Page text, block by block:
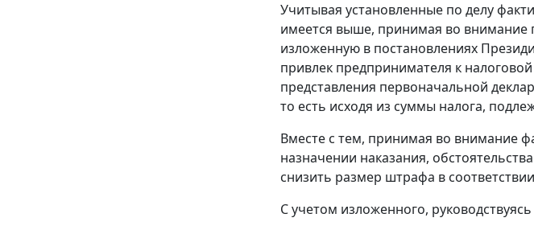
Учитывая установленные по делу
имеется выше, принимая во внимание
изложенную в постановлениях
привлек предпринимателя к
представления первоначальной
то есть исходя из суммы налога,
Вместе с тем, принимая во внимание
назначении наказания,
снизить размер штрафа в
С учетом изложенного, руководствуясь